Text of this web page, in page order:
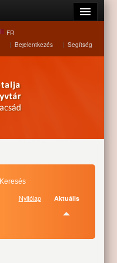
FR
| Bejelentkezés | Segítség
Nyitólap Aktuális